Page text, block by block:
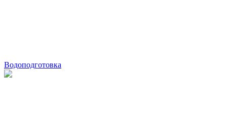
Водоподготовка